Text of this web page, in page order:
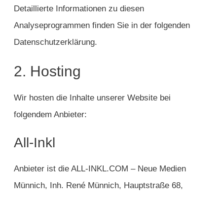
Detaillierte Informationen zu diesen
Analyseprogrammen finden Sie in der folgenden
Datenschutzerklärung.
2. Hosting
Wir hosten die Inhalte unserer Website bei
folgendem Anbieter:
All-Inkl
Anbieter ist die ALL-INKL.COM – Neue Medien
Münnich, Inh. René Münnich, Hauptstraße 68,